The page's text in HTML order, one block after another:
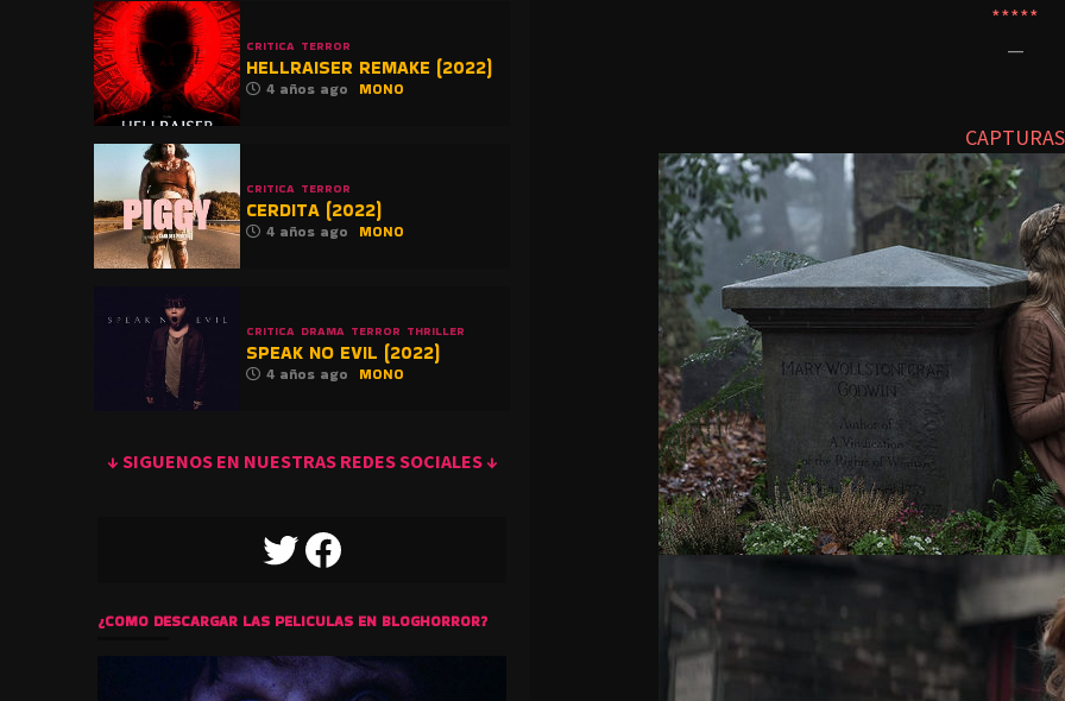
*****
—
CAPTURAS
CRITICA TERROR
HELLRAISER REMAKE (2022)
4 años ago MONO
CRITICA TERROR
CERDITA (2022)
4 años ago MONO
CRITICA DRAMA TERROR THRILLER
SPEAK NO EVIL (2022)
4 años ago MONO
↓ SIGUENOS EN NUESTRAS REDES SOCIALES ↓
TWITTERFACEBOOK
¿COMO DESCARGAR LAS PELICULAS EN BLOGHORROR?